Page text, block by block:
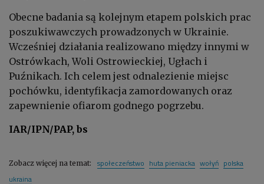
Obecne badania są kolejnym etapem polskich prac
poszukiwawczych prowadzonych w Ukrainie.
Wcześniej działania realizowano między innymi w
Ostrówkach, Woli Ostrowieckiej, Ugłach i
Puźnikach. Ich celem jest odnalezienie miejsc
pochówku, identyfikacja zamordowanych oraz
zapewnienie ofiarom godnego pogrzebu.
IAR/IPN/PAP, bs
Zobacz więcej na temat: społeczeństwo huta pieniacka wołyń polska
ukraina